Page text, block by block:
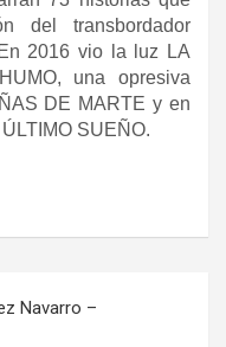
del transbordador
2016 vio la luz LA
una opresiva
DE MARTE y en
SUEÑO.
Navarro –